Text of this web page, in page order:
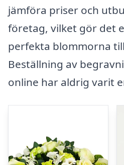
jämföra priser och
företag, vilket gör det
perfekta blommorna
Beställning av
online har aldrig varit